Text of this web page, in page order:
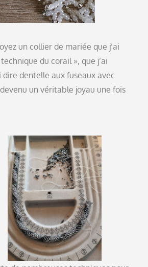
un collier de mariée que j’ai
du corail », que j’ai
dire dentelle aux fuseaux avec
devenu un véritable joyau une fois